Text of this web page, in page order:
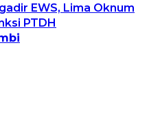
EWS, Lima Oknum
PTDH